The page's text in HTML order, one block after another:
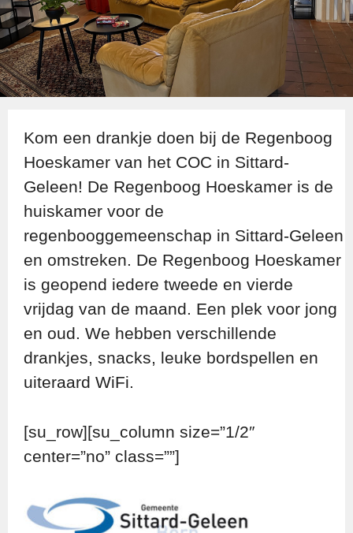
Kom een drankje doen bij de Regenboog
Hoeskamer van het COC in Sittard-
Geleen! De Regenboog Hoeskamer is de
huiskamer voor de
regenbooggemeenschap in Sittard-Geleen
en omstreken. De Regenboog Hoeskamer
is geopend iedere tweede en vierde
vrijdag van de maand. Een plek voor jong
en oud. We hebben verschillende
drankjes, snacks, leuke bordspellen en
uiteraard WiFi.
[su_row][su_column size=”1/2″
center=”no” class=””]